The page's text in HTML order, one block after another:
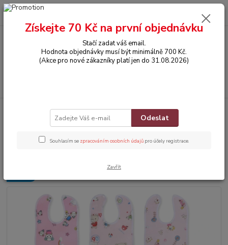
0,00 Kč
POTŘEBY PRO MIMINKA
Dětský nepromokavý bryndák na
patentku - RŮŽOVÝ S OVEČKAMI
Dětský nepromokavý bryndák na
Získejte 70 Kč na první objednávku
Stačí zadat váš email.
Hodnota objednávky musí být minimálně 700 Kč.
(Akce pro nové zákazníky platí jen do 31.08.2026)
Odeslat
Souhlasím se zpracováním osobních údajů pro účely registrace.
Zavřít